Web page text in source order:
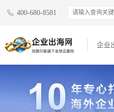
400-680-8581
企业